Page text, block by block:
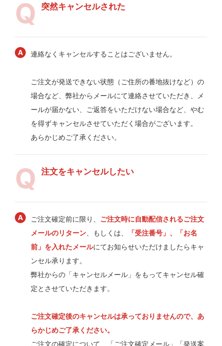
突然キャンセルされた
連絡なくキャンセルすることはございません。
ご注文が発送できない状態（ご住所の番地抜けなど）の
場合など、弊社からメールにて連絡させていただき、メ
ールが届かない、ご返答をいただけない場合など、やむ
を得ずキャンセルさせていただく場合がございます。
あらかじめご了承ください。
注文をキャンセルしたい
ご注文確定前に限り、 ご注文時に自動配信されるご注文
メールのリターン 、もしくは、
「受注番号」、「お名
前」を入れたメールにてお知らせいただけましたらキャ
ンセル承ります。
弊社からの「キャンセルメール」をもってキャンセル確
定とさせていただきます。
ご注文確定後のキャンセルは承っておりませんので、あ
らかじめご了承ください。
ご注文の確定について、「ご注文確定メール」「発送案